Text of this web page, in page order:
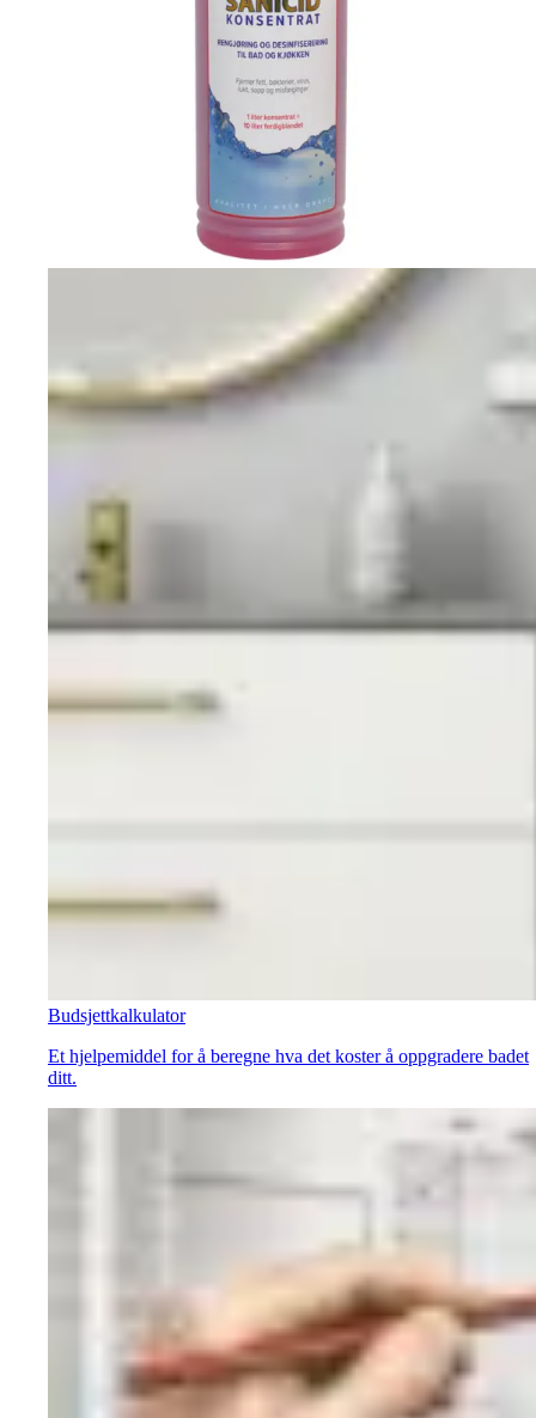
Budsjettkalkulator
Et hjelpemiddel for å beregne hva det koster å oppgradere badet
ditt.